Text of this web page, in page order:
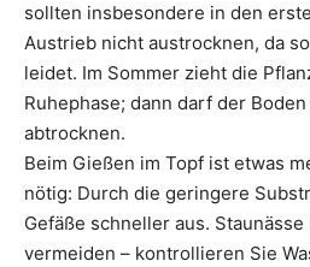
sollten insbesondere in den
Austrieb nicht austrocknen, da
leidet. Im Sommer zieht die
Ruhephase; dann darf der
abtrocknen.
Beim Gießen im Topf ist etwas
nötig: Durch die geringere
Gefäße schneller aus.
vermeiden – kontrollieren Sie